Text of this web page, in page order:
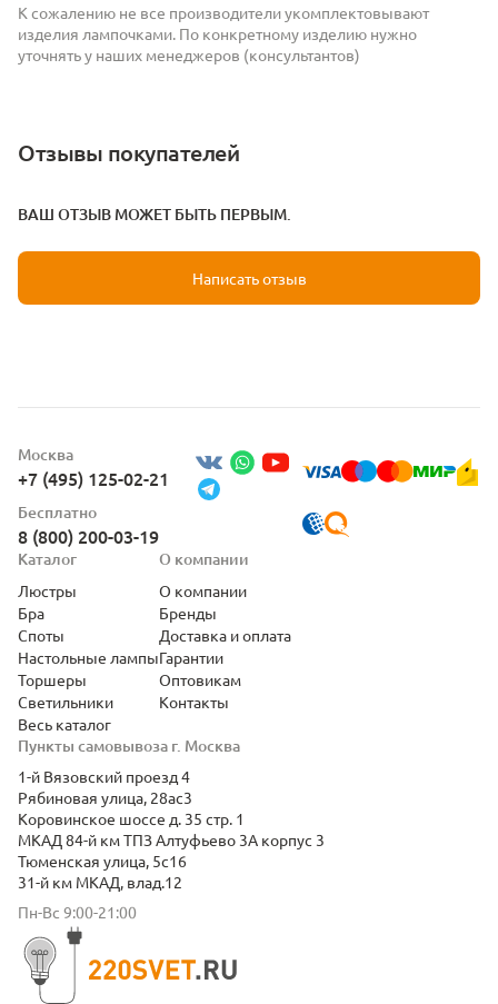
К сожалению не все производители укомплектовывают
изделия лампочками. По конкретному изделию нужно
уточнять у наших менеджеров (консультантов)
Отзывы покупателей
ВАШ ОТЗЫВ МОЖЕТ БЫТЬ ПЕРВЫМ.
Написать отзыв
Москва
+7 (495) 125-02-21
Бесплатно
8 (800) 200-03-19
Пункты самовывоза г. Москва
1-й Вязовский проезд 4
Рябиновая улица, 28ас3
Коровинское шоссе д. 35 стр. 1
МКАД 84-й км ТПЗ Алтуфьево 3А корпус 3
Тюменская улица, 5с16
31-й км МКАД, влад.12
Пн-Вс 9:00-21:00
Каталог
Люстры
Бра
Споты
Настольные лампы
Торшеры
Светильники
Весь каталог
О компании
О компании
Бренды
Доставка и оплата
Гарантии
Оптовикам
Контакты